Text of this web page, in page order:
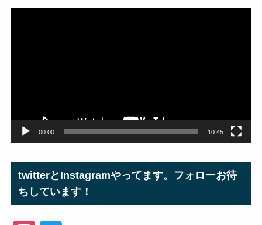
00:00 10:45
twitterとInstagramやってます。フォローお待
ちしています！